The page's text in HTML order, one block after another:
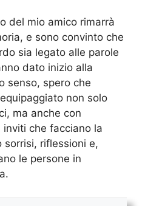
del mio amico rimarrà
e sono convinto che
sia legato alle parole
dato inizio alla
senso, spero che
non solo
ma anche con
inviti che facciano la
riflessioni e,
le persone in